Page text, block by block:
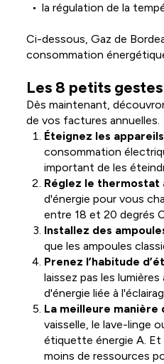
la régulation de la
Ci-dessous, Gaz de
consommation
Les 8 petits
Dès maintenant,
de vos factures annuelles.
Éteignez les
consommation
important de les
Réglez le thermostat
d'énergie pour vous
entre 18 et 20 degrés
Installez des
que les ampoules
Prenez l’habitude
laissez pas les
d'énergie liée à
La meilleure manière
vaisselle, le lave-linge
étiquette énergie A. Et
moins de ressources